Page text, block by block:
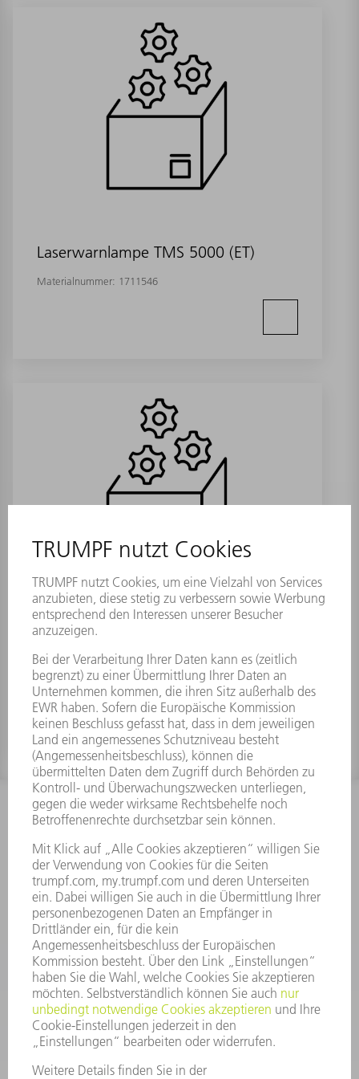
Laserwarnlampe TMS 5000 (ET)
Materialnummer: 1711546
Schutzrohrleuchte LUMOLUX -->
Materialnummer:0373068
INFORMATION
Häufig gestellte Fragen
Allgemeine Geschäftsbedingungen
KONTAKT
After Sales
+43722160396550
Mo - Do: 08:00 -17:30 Uhr
Fr: 08:00 -16:30 Uhr
ersatzteile@at.trumpf.com